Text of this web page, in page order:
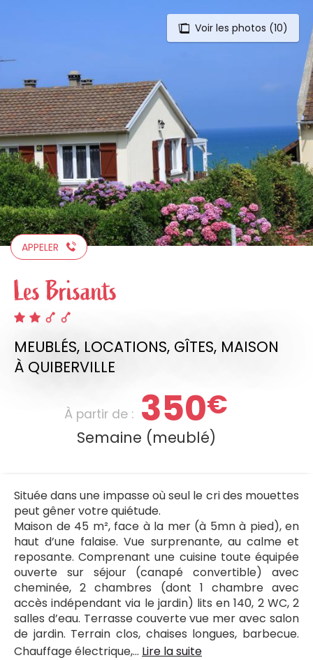
contenu
principal
Voir les photos (10)
APPELER
Les Brisants
MEUBLÉS, LOCATIONS, GÎTES, MAISON
À QUIBERVILLE
À partir de : 350€
Semaine (meublé)
Située dans une impasse où seul le cri des mouettes
peut gêner votre quiétude.
Maison de 45 m², face à la mer (à 5mn à pied), en
haut d’une falaise. Vue surprenante, au calme et
reposante. Comprenant une cuisine toute équipée
ouverte sur séjour (canapé convertible) avec
cheminée, 2 chambres (dont 1 chambre avec
accès indépendant via le jardin) lits en 140, 2 WC, 2
salles d’eau. Terrasse couverte vue mer avec salon
de jardin. Terrain clos, chaises longues, barbecue.
Chauffage électrique,... Lire la suite